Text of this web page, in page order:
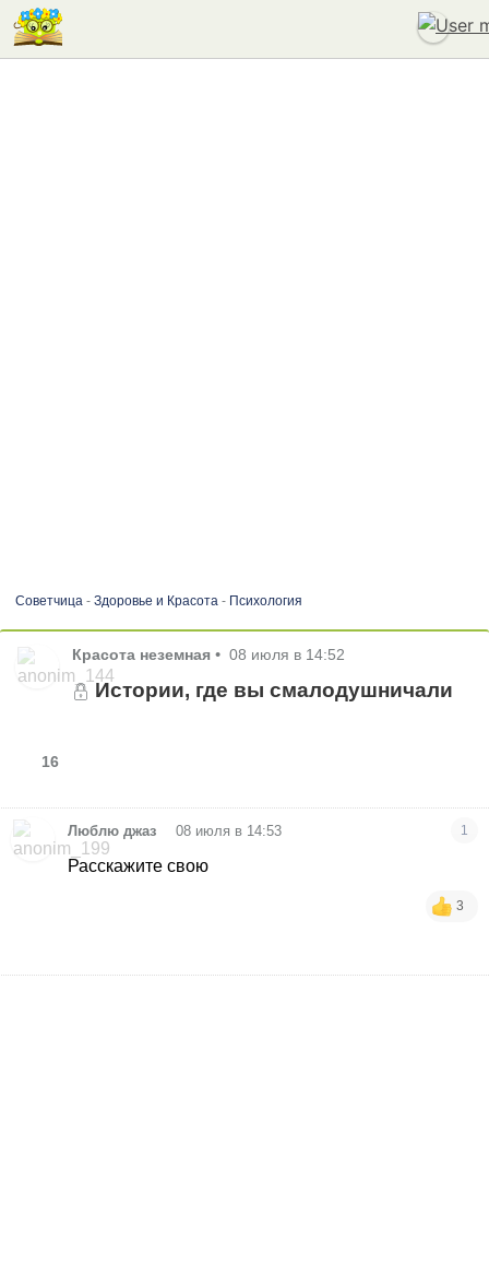
Советчица- Здоровье и Красота- Психология
Красота неземная • 08 июля в 14:52
Истории, где вы смалодушничали
16
Люблю джаз 08 июля в 14:53 1
Расскажите свою
3